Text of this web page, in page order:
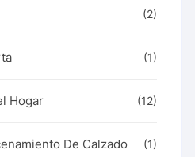
(2)
(1)
Hogar (12)
De Calzado (1)